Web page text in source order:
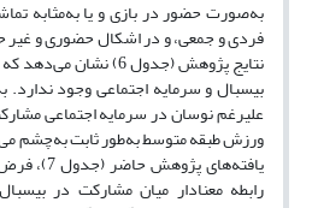
به‌صورت حضور در بازی و یا به‌مثابه
فردی و جمعی، و در اشکال حضوری و غیر
نتایج پژوهش (جدول 6)
بیسبال و سرمایه اجتماعی وجود
علیرغم نوسان در سرمایه اجتماعی
ورزش طبقه متوسط به‌طور ثابت به‌چشم
یافته‌های
رابطه معنادار میان مشارکت در